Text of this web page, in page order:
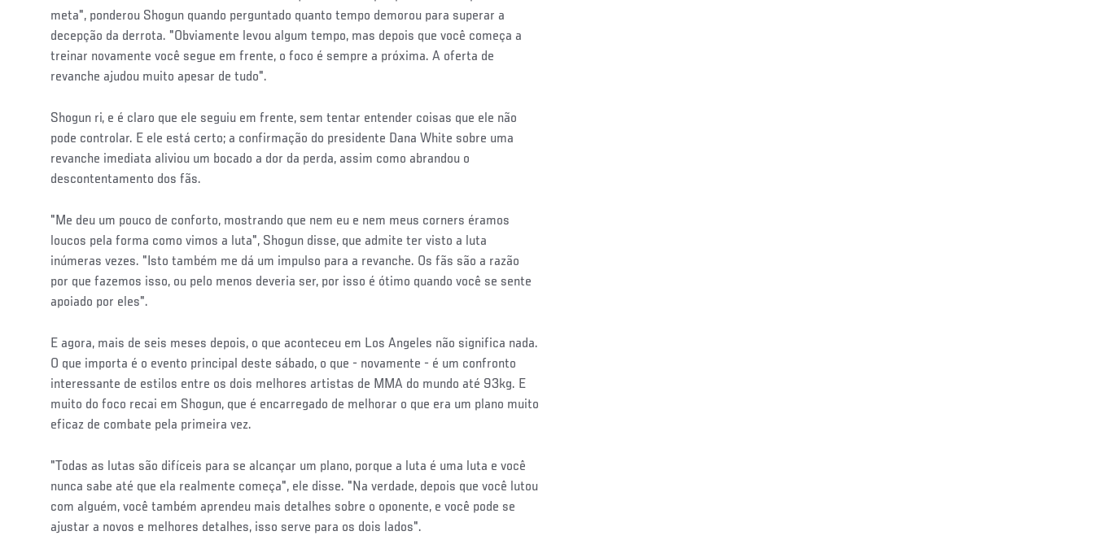
meta", ponderou Shogun quando perguntado quanto tempo demorou para superar a
decepção da derrota. "Obviamente levou algum tempo, mas depois que você começa a
treinar novamente você segue em frente, o foco é sempre a próxima. A oferta de
revanche ajudou muito apesar de tudo".
Shogun ri, e é claro que ele seguiu em frente, sem tentar entender coisas que ele não
pode controlar. E ele está certo; a confirmação do presidente Dana White sobre uma
revanche imediata aliviou um bocado a dor da perda, assim como abrandou o
descontentamento dos fãs.
"Me deu um pouco de conforto, mostrando que nem eu e nem meus corners éramos
loucos pela forma como vimos a luta", Shogun disse, que admite ter visto a luta
inúmeras vezes. "Isto também me dá um impulso para a revanche. Os fãs são a razão
por que fazemos isso, ou pelo menos deveria ser, por isso é ótimo quando você se sente
apoiado por eles".
E agora, mais de seis meses depois, o que aconteceu em Los Angeles não significa nada.
O que importa é o evento principal deste sábado, o que - novamente - é um confronto
interessante de estilos entre os dois melhores artistas de MMA do mundo até 93kg. E
muito do foco recai em Shogun, que é encarregado de melhorar o que era um plano muito
eficaz de combate pela primeira vez.
"Todas as lutas são difíceis para se alcançar um plano, porque a luta é uma luta e você
nunca sabe até que ela realmente começa", ele disse. "Na verdade, depois que você lutou
com alguém, você também aprendeu mais detalhes sobre o oponente, e você pode se
ajustar a novos e melhores detalhes, isso serve para os dois lados".